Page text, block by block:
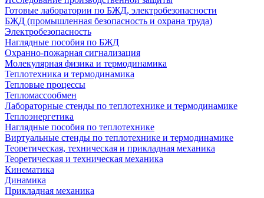
Готовые лаборатории по БЖД, электробезопасности
БЖД (промышленная безопасность и охрана труда)
Электробезопасность
Наглядные пособия по БЖД
Охранно-пожарная сигнализация
Молекулярная физика и термодинамика
Теплотехника и термодинамика
Тепловые процессы
Тепломассообмен
Лабораторные стенды по теплотехнике и термодинамике
Теплоэнергетика
Наглядные пособия по теплотехнике
Виртуальные стенды по теплотехнике и термодинамике
Теоретическая, техническая и прикладная механика
Теоретическая и техническая механика
Кинематика
Динамика
Прикладная механика